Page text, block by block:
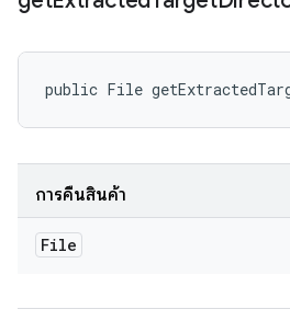
public File
การคืนสินค้า
File